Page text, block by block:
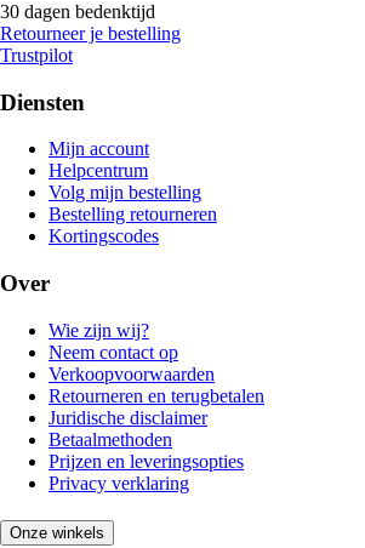
30 dagen bedenktijd
Retourneer je bestelling
Trustpilot
Diensten
Mijn account
Helpcentrum
Volg mijn bestelling
Bestelling retourneren
Kortingscodes
Over
Wie zijn wij?
Neem contact op
Verkoopvoorwaarden
Retourneren en terugbetalen
Juridische disclaimer
Betaalmethoden
Prijzen en leveringsopties
Privacy verklaring
Onze winkels